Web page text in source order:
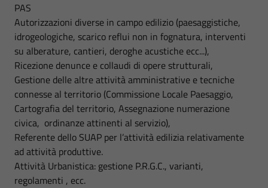
PAS
Autorizzazioni diverse in campo edilizio (paesaggistiche,
idrogeologiche, scarico reflui non in fognatura, interventi
su alberature, cantieri, deroghe acustiche ecc...),
Ricezione denunce e collaudi di opere strutturali,
Gestione delle altre attività amministrative e tecniche
connesse al territorio (Commissione Locale Paesaggio,
Cartografia del territorio, Assegnazione numerazione
civica, ordinanze attinenti al servizio),
Referente dello SUAP per l’attività edilizia relativamente
ad attività produttive.
Attività Urbanistica: gestione P.R.G.C., varianti,
regolamenti , ecc.